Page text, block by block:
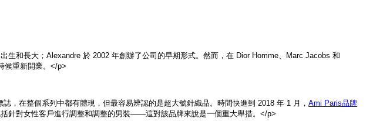
生和長大；Alexandre 於 2002 年創辦了公司的早期形式。然而，在 Dior Homme、Marc Jacobs 和
候重新開業。</p>
，在整個系列中都有體現，但最容易辨認的是超大號針織品。時間快進到 2018 年 1 月，Ami Paris品牌
針對女性客戶進行調整和調整的男裝——這對該品牌來說是一個重大舉措。</p>